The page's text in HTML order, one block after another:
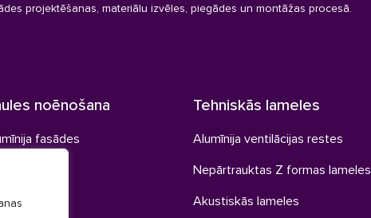
projektēšanas, materiālu izvēles, piegādes un montāžas procesā.
noēnošana
fasādes
Tehniskās lameles
Alumīnija ventilācijas restes
Nepārtrauktas Z formas lameles
Akustiskās lameles